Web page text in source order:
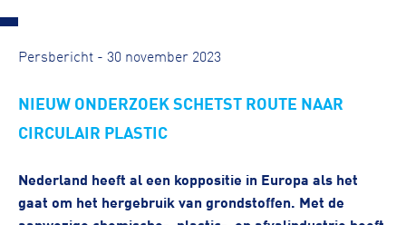
Persbericht - 30 november 2023
NIEUW ONDERZOEK SCHETST ROUTE NAAR
CIRCULAIR PLASTIC
Nederland heeft al een koppositie in Europa als het
gaat om het hergebruik van grondstoffen. Met de